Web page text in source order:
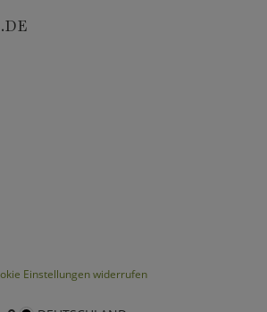
Einstellungen widerrufen